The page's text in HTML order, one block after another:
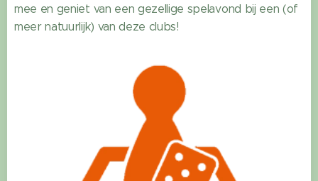
mee en geniet van een gezellige spelavond bij een (of
meer natuurlijk) van deze clubs!